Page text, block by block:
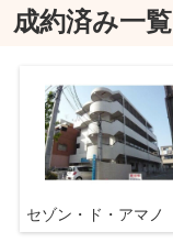
成約済み一覧
セゾン・ド・アマノ